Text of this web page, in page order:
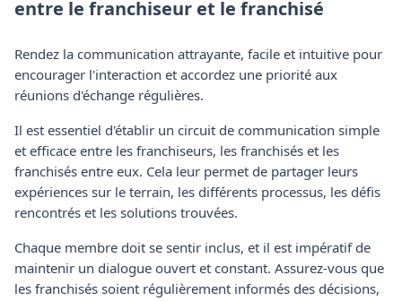
entre le franchiseur et le franchisé
Rendez la communication attrayante, facile et intuitive pour
encourager l'interaction et accordez une priorité aux
réunions d'échange régulières.
Il est essentiel d'établir un circuit de communication simple
et efficace entre les franchiseurs, les franchisés et les
franchisés entre eux. Cela leur permet de partager leurs
expériences sur le terrain, les différents processus, les défis
rencontrés et les solutions trouvées.
Chaque membre doit se sentir inclus, et il est impératif de
maintenir un dialogue ouvert et constant. Assurez-vous que
les franchisés soient régulièrement informés des décisions,